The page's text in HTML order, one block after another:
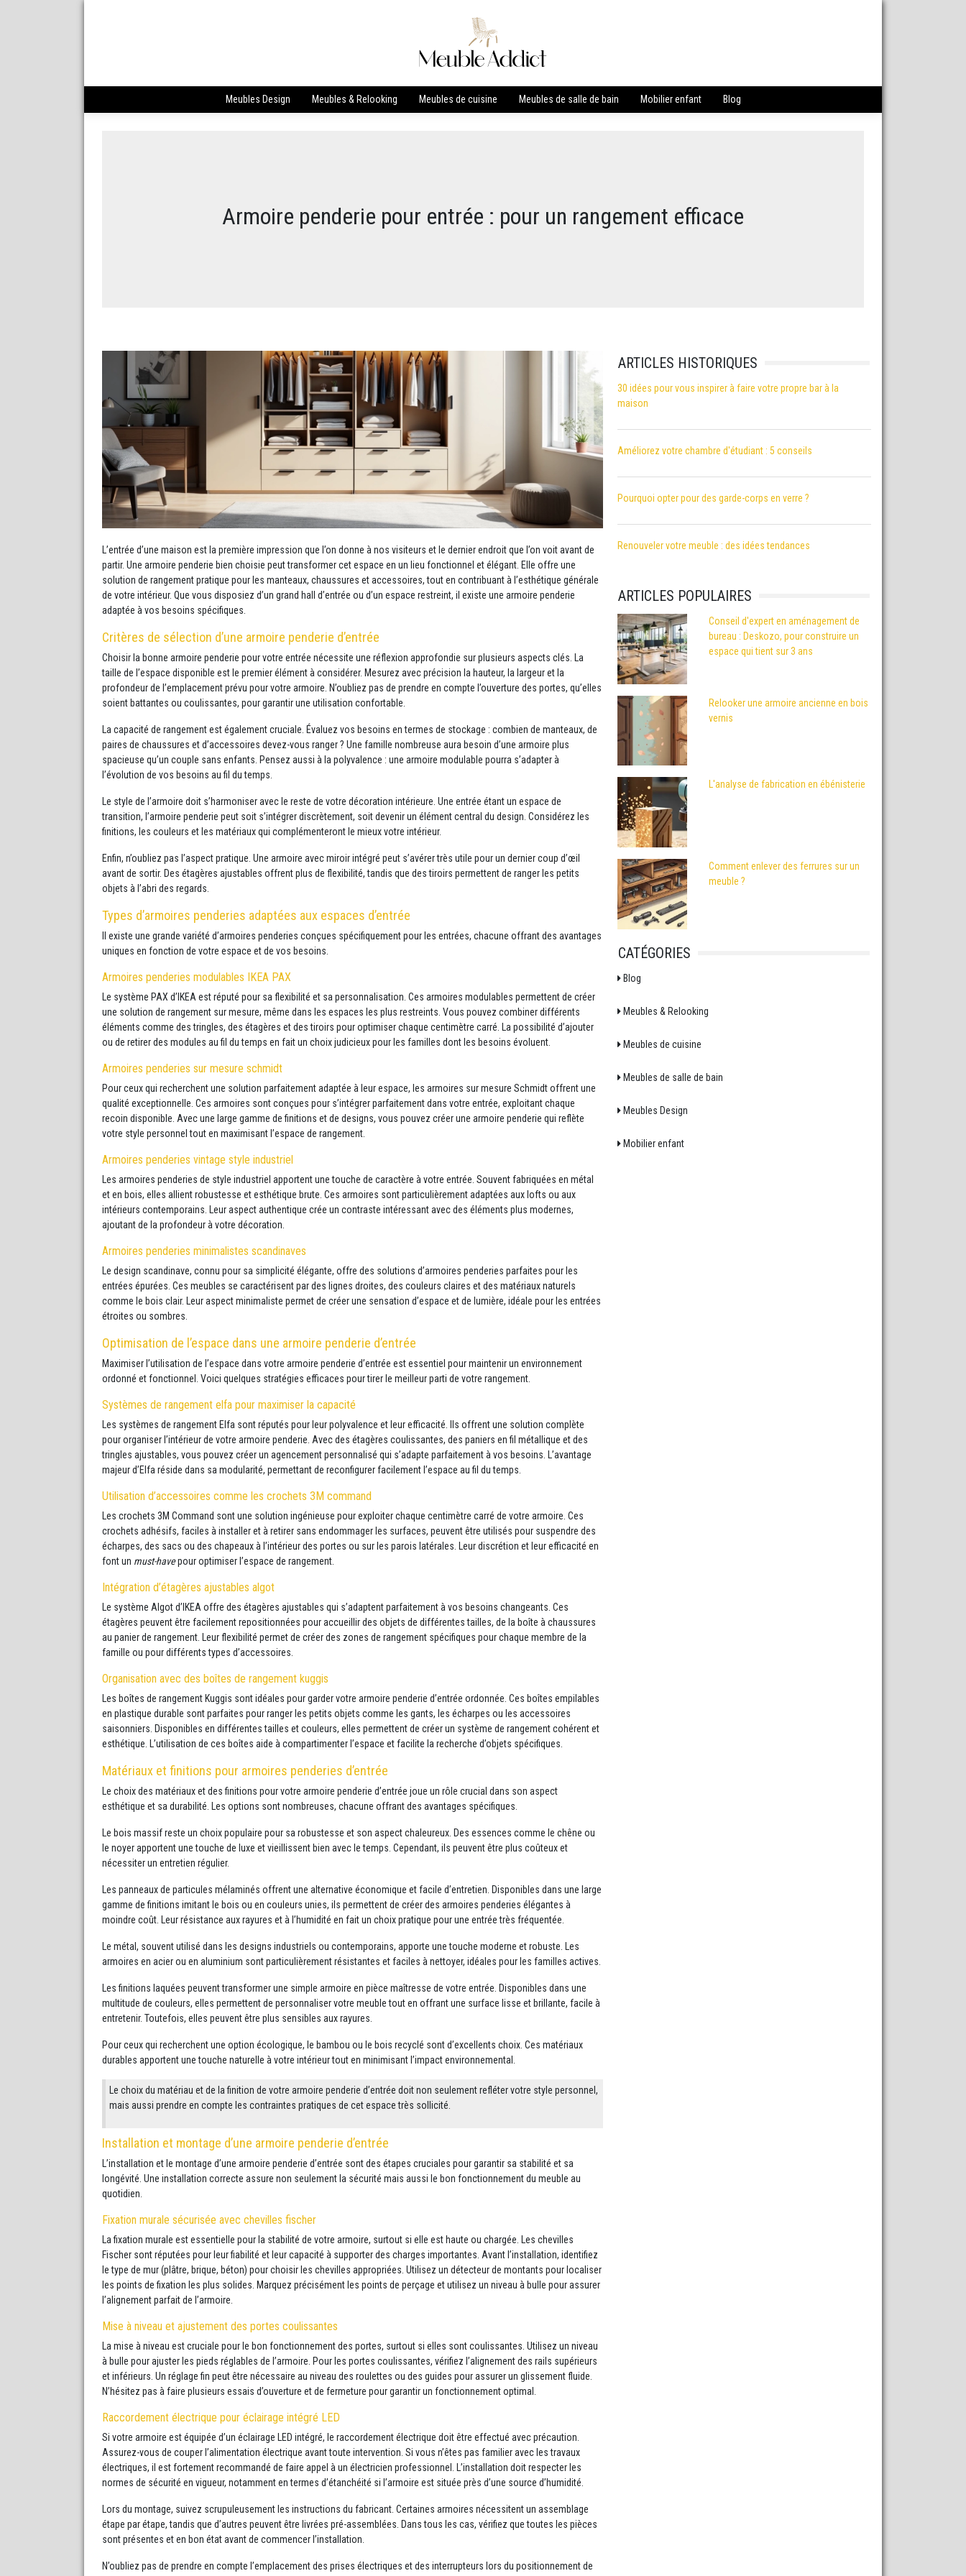
Meubles Design Meubles & Relooking Meubles de cuisine Meubles de salle de bain Mobilier enfant Blog
Armoire penderie pour entrée : pour un rangement efficace
L’entrée d’une maison est la première impression que l’on donne à nos visiteurs et le dernier endroit que l’on voit avant de
partir. Une armoire penderie bien choisie peut transformer cet espace en un lieu fonctionnel et élégant. Elle offre une
solution de rangement pratique pour les manteaux, chaussures et accessoires, tout en contribuant à l’esthétique générale
de votre intérieur. Que vous disposiez d’un grand hall d’entrée ou d’un espace restreint, il existe une armoire penderie
adaptée à vos besoins spécifiques.
Critères de sélection d’une armoire penderie d’entrée
Choisir la bonne armoire penderie pour votre entrée nécessite une réflexion approfondie sur plusieurs aspects clés. La
taille de l’espace disponible est le premier élément à considérer. Mesurez avec précision la hauteur, la largeur et la
profondeur de l’emplacement prévu pour votre armoire. N’oubliez pas de prendre en compte l’ouverture des portes, qu’elles
soient battantes ou coulissantes, pour garantir une utilisation confortable.
La capacité de rangement est également cruciale. Évaluez vos besoins en termes de stockage : combien de manteaux, de
paires de chaussures et d’accessoires devez-vous ranger ? Une famille nombreuse aura besoin d’une armoire plus
spacieuse qu’un couple sans enfants. Pensez aussi à la polyvalence : une armoire modulable pourra s’adapter à
l’évolution de vos besoins au fil du temps.
Le style de l’armoire doit s’harmoniser avec le reste de votre décoration intérieure. Une entrée étant un espace de
transition, l’armoire penderie peut soit s’intégrer discrètement, soit devenir un élément central du design. Considérez les
finitions, les couleurs et les matériaux qui complémenteront le mieux votre intérieur.
Enfin, n’oubliez pas l’aspect pratique. Une armoire avec miroir intégré peut s’avérer très utile pour un dernier coup d’œil
avant de sortir. Des étagères ajustables offrent plus de flexibilité, tandis que des tiroirs permettent de ranger les petits
objets à l’abri des regards.
Types d’armoires penderies adaptées aux espaces d’entrée
Il existe une grande variété d’armoires penderies conçues spécifiquement pour les entrées, chacune offrant des avantages
uniques en fonction de votre espace et de vos besoins.
Armoires penderies modulables IKEA PAX
Le système PAX d’IKEA est réputé pour sa flexibilité et sa personnalisation. Ces armoires modulables permettent de créer
une solution de rangement sur mesure, même dans les espaces les plus restreints. Vous pouvez combiner différents
éléments comme des tringles, des étagères et des tiroirs pour optimiser chaque centimètre carré. La possibilité d’ajouter
ou de retirer des modules au fil du temps en fait un choix judicieux pour les familles dont les besoins évoluent.
Armoires penderies sur mesure schmidt
Pour ceux qui recherchent une solution parfaitement adaptée à leur espace, les armoires sur mesure Schmidt offrent une
qualité exceptionnelle. Ces armoires sont conçues pour s’intégrer parfaitement dans votre entrée, exploitant chaque
recoin disponible. Avec une large gamme de finitions et de designs, vous pouvez créer une armoire penderie qui reflète
votre style personnel tout en maximisant l’espace de rangement.
Armoires penderies vintage style industriel
Les armoires penderies de style industriel apportent une touche de caractère à votre entrée. Souvent fabriquées en métal
et en bois, elles allient robustesse et esthétique brute. Ces armoires sont particulièrement adaptées aux lofts ou aux
intérieurs contemporains. Leur aspect authentique crée un contraste intéressant avec des éléments plus modernes,
ajoutant de la profondeur à votre décoration.
Armoires penderies minimalistes scandinaves
Le design scandinave, connu pour sa simplicité élégante, offre des solutions d’armoires penderies parfaites pour les
entrées épurées. Ces meubles se caractérisent par des lignes droites, des couleurs claires et des matériaux naturels
comme le bois clair. Leur aspect minimaliste permet de créer une sensation d’espace et de lumière, idéale pour les entrées
étroites ou sombres.
Optimisation de l’espace dans une armoire penderie d’entrée
Maximiser l’utilisation de l’espace dans votre armoire penderie d’entrée est essentiel pour maintenir un environnement
ordonné et fonctionnel. Voici quelques stratégies efficaces pour tirer le meilleur parti de votre rangement.
Systèmes de rangement elfa pour maximiser la capacité
Les systèmes de rangement Elfa sont réputés pour leur polyvalence et leur efficacité. Ils offrent une solution complète
pour organiser l’intérieur de votre armoire penderie. Avec des étagères coulissantes, des paniers en fil métallique et des
tringles ajustables, vous pouvez créer un agencement personnalisé qui s’adapte parfaitement à vos besoins. L’avantage
majeur d’Elfa réside dans sa modularité, permettant de reconfigurer facilement l’espace au fil du temps.
Utilisation d’accessoires comme les crochets 3M command
Les crochets 3M Command sont une solution ingénieuse pour exploiter chaque centimètre carré de votre armoire. Ces
crochets adhésifs, faciles à installer et à retirer sans endommager les surfaces, peuvent être utilisés pour suspendre des
écharpes, des sacs ou des chapeaux à l’intérieur des portes ou sur les parois latérales. Leur discrétion et leur efficacité en
font un must-havepour optimiser l’espace de rangement.
Intégration d’étagères ajustables algot
Le système Algot d’IKEA offre des étagères ajustables qui s’adaptent parfaitement à vos besoins changeants. Ces
étagères peuvent être facilement repositionnées pour accueillir des objets de différentes tailles, de la boîte à chaussures
au panier de rangement. Leur flexibilité permet de créer des zones de rangement spécifiques pour chaque membre de la
famille ou pour différents types d’accessoires.
Organisation avec des boîtes de rangement kuggis
Les boîtes de rangement Kuggis sont idéales pour garder votre armoire penderie d’entrée ordonnée. Ces boîtes empilables
en plastique durable sont parfaites pour ranger les petits objets comme les gants, les écharpes ou les accessoires
saisonniers. Disponibles en différentes tailles et couleurs, elles permettent de créer un système de rangement cohérent et
esthétique. L’utilisation de ces boîtes aide à compartimenter l’espace et facilite la recherche d’objets spécifiques.
Matériaux et finitions pour armoires penderies d’entrée
Le choix des matériaux et des finitions pour votre armoire penderie d’entrée joue un rôle crucial dans son aspect
esthétique et sa durabilité. Les options sont nombreuses, chacune offrant des avantages spécifiques.
Le bois massif reste un choix populaire pour sa robustesse et son aspect chaleureux. Des essences comme le chêne ou
le noyer apportent une touche de luxe et vieillissent bien avec le temps. Cependant, ils peuvent être plus coûteux et
nécessiter un entretien régulier.
Les panneaux de particules mélaminés offrent une alternative économique et facile d’entretien. Disponibles dans une large
gamme de finitions imitant le bois ou en couleurs unies, ils permettent de créer des armoires penderies élégantes à
moindre coût. Leur résistance aux rayures et à l’humidité en fait un choix pratique pour une entrée très fréquentée.
Le métal, souvent utilisé dans les designs industriels ou contemporains, apporte une touche moderne et robuste. Les
armoires en acier ou en aluminium sont particulièrement résistantes et faciles à nettoyer, idéales pour les familles actives.
Les finitions laquées peuvent transformer une simple armoire en pièce maîtresse de votre entrée. Disponibles dans une
multitude de couleurs, elles permettent de personnaliser votre meuble tout en offrant une surface lisse et brillante, facile à
entretenir. Toutefois, elles peuvent être plus sensibles aux rayures.
Pour ceux qui recherchent une option écologique, le bambou ou le bois recyclé sont d’excellents choix. Ces matériaux
durables apportent une touche naturelle à votre intérieur tout en minimisant l’impact environnemental.
Le choix du matériau et de la finition de votre armoire penderie d’entrée doit non seulement refléter votre style personnel,
mais aussi prendre en compte les contraintes pratiques de cet espace très sollicité.
Installation et montage d’une armoire penderie d’entrée
L’installation et le montage d’une armoire penderie d’entrée sont des étapes cruciales pour garantir sa stabilité et sa
longévité. Une installation correcte assure non seulement la sécurité mais aussi le bon fonctionnement du meuble au
quotidien.
Fixation murale sécurisée avec chevilles fischer
La fixation murale est essentielle pour la stabilité de votre armoire, surtout si elle est haute ou chargée. Les chevilles
Fischer sont réputées pour leur fiabilité et leur capacité à supporter des charges importantes. Avant l’installation, identifiez
le type de mur (plâtre, brique, béton) pour choisir les chevilles appropriées. Utilisez un détecteur de montants pour localiser
les points de fixation les plus solides. Marquez précisément les points de perçage et utilisez un niveau à bulle pour assurer
l’alignement parfait de l’armoire.
Mise à niveau et ajustement des portes coulissantes
La mise à niveau est cruciale pour le bon fonctionnement des portes, surtout si elles sont coulissantes. Utilisez un niveau
à bulle pour ajuster les pieds réglables de l’armoire. Pour les portes coulissantes, vérifiez l’alignement des rails supérieurs
et inférieurs. Un réglage fin peut être nécessaire au niveau des roulettes ou des guides pour assurer un glissement fluide.
N’hésitez pas à faire plusieurs essais d’ouverture et de fermeture pour garantir un fonctionnement optimal.
Raccordement électrique pour éclairage intégré LED
Si votre armoire est équipée d’un éclairage LED intégré, le raccordement électrique doit être effectué avec précaution.
Assurez-vous de couper l’alimentation électrique avant toute intervention. Si vous n’êtes pas familier avec les travaux
électriques, il est fortement recommandé de faire appel à un électricien professionnel. L’installation doit respecter les
normes de sécurité en vigueur, notamment en termes d’étanchéité si l’armoire est située près d’une source d’humidité.
Lors du montage, suivez scrupuleusement les instructions du fabricant. Certaines armoires nécessitent un assemblage
étape par étape, tandis que d’autres peuvent être livrées pré-assemblées. Dans tous les cas, vérifiez que toutes les pièces
sont présentes et en bon état avant de commencer l’installation.
N’oubliez pas de prendre en compte l’emplacement des prises électriques et des interrupteurs lors du positionnement de
ARTICLES HISTORIQUES
30 idées pour vous inspirer à faire votre propre bar à la
maison
Améliorez votre chambre d'étudiant : 5 conseils
Pourquoi opter pour des garde-corps en verre ?
Renouveler votre meuble : des idées tendances
ARTICLES POPULAIRES
Conseil d'expert en aménagement de
bureau : Deskozo, pour construire un
espace qui tient sur 3 ans
Relooker une armoire ancienne en bois
vernis
L'analyse de fabrication en ébénisterie
Comment enlever des ferrures sur un
meuble ?
CATÉGORIES
Blog
Meubles & Relooking
Meubles de cuisine
Meubles de salle de bain
Meubles Design
Mobilier enfant